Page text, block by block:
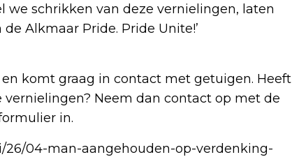
we schrikken van deze vernielingen, laten
Alkmaar Pride. Pride Unite!’
komt graag in contact met getuigen. Heeft
Neem dan contact op met de
in.
04-man-aangehouden-op-verdenking-